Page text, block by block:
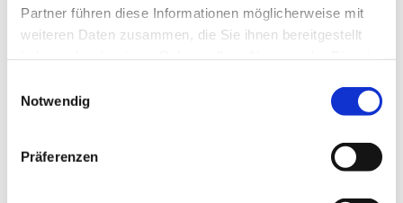
Partner führen diese Informationen möglicherweise mit
weiteren Daten zusammen, die Sie ihnen bereitgestellt
Notwendig
Präferenzen